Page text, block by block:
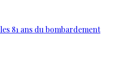
81 ans du bombardement